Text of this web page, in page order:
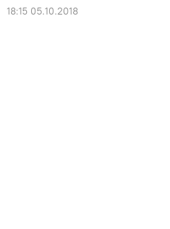
18:15 05.10.2018